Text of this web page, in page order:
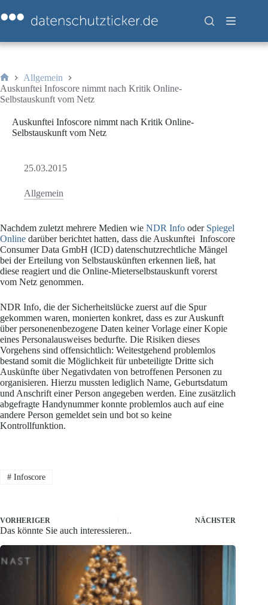
Inhalt
springen
Start
Allgemein
Auskunftei Infoscore nimmt nach Kritik Online-
Selbstauskunft vom Netz
Auskunftei Infoscore nimmt nach Kritik Online-
Selbstauskunft vom Netz
25.03.2015
Allgemein
Nachdem zuletzt mehrere Medien wie NDR Info oder Spiegel
Online darüber berichtet hatten, dass die Auskunftei Infoscore
Consumer Data GmbH (ICD) datenschutzrechtliche Mängel
bei der Erteilung von Selbstauskünften erkennen ließ, hat
diese reagiert und die Online-Mieterselbstauskunft vorerst
vom Netz genommen.
NDR Info, die der Sicherheitslücke zuerst auf die Spur
gekommen waren, monierten konkret, dass es zur Auskunft
über personenenbezogene Daten keiner Vorlage einer Kopie
eines Personalausweises bedurfte. Die Risiken dieses
Vorgehens sind offensichtlich: Weitestgehend problemlos
bestand somit die Möglichkeit für unbeteiligte Dritte sich
Auskünfte über Negativdaten von betroffenen Personen zu
organisieren. Hierzu mussten lediglich Name, Geburtsdatum
und Anschrift einer Person angegeben werden. Eine zusätzlich
abgefragte Handynummer konnte problemlos auch auf eine
andere Person gemeldet sein und bot so keine
Kontrollfunktion.
#Infoscore
VORHERIGER NÄCHSTER
Das könnte Sie auch interessieren..